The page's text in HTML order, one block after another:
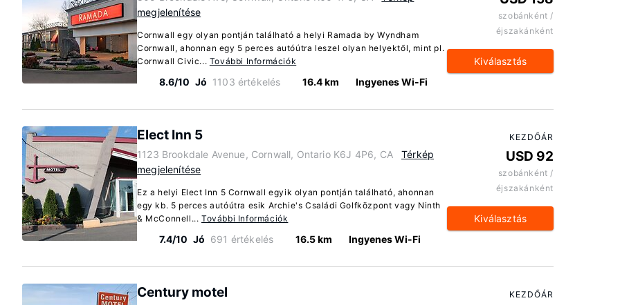
megjelenítése
Cornwall egy olyan pontján található a helyi Ramada by Wyndham
Cornwall, ahonnan egy 5 perces autóútra leszel olyan helyektől, mint pl.
Cornwall Civic... További Információk
8.6/10 Jó 1103 értékelés 16.4 km Ingyenes Wi-Fi
szobánként /
éjszakánként
Kiválasztás
Elect Inn 5
1123 Brookdale Avenue, Cornwall, Ontario K6J 4P6, CA
Térkép
megjelenítése
Ez a helyi Elect Inn 5 Cornwall egyik olyan pontján található, ahonnan
egy kb. 5 perces autóútra esik Archie's Családi Golfközpont vagy Ninth
& McConnell... További Információk
7.4/10 Jó 691 értékelés 16.5 km Ingyenes Wi-Fi
KEZDŐÁR
USD 92
szobánként /
éjszakánként
Kiválasztás
Century motel KEZDŐÁR